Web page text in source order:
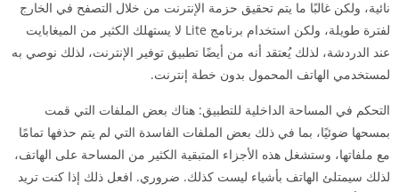
نائية، ولكن غالبًا ما يتم تحقيق حزمة الإنترنت من خلال التصفح في الخارج
لفترة طويلة، ولكن استخدام برنامج Lite لا يستهلك الكثير من الميغابايت
عند الدردشة، لذلك يُعتقد أنه من أيضًا تطبيق توفير الإنترنت، لذلك نوصي به
لمستخدمي الهاتف المحمول بدون خطة إنترنت.
التحكم في المساحة الداخلية للتطبيق: هناك بعض الملفات التي قمت
بمسحها ضوئيًا، بما في ذلك بعض الملفات الفاسدة التي لم يتم حذفها تمامًا
مع ملفاتها، وستشغل هذه الأجزاء المتبقية الكثير من المساحة على الهاتف،
لذلك سيمتلئ الهاتف بأشياء ليست كذلك. ضروري. افعل ذلك إذا كنت تريد